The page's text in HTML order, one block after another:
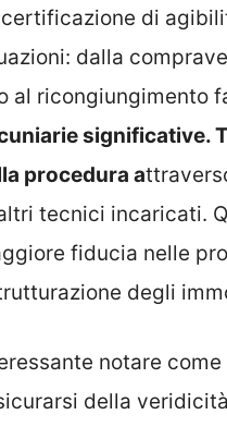
di
dalla
al ricongiungimento
significative.
procedura a
tecnici incaricati.
fiducia nelle
degli
notare
della